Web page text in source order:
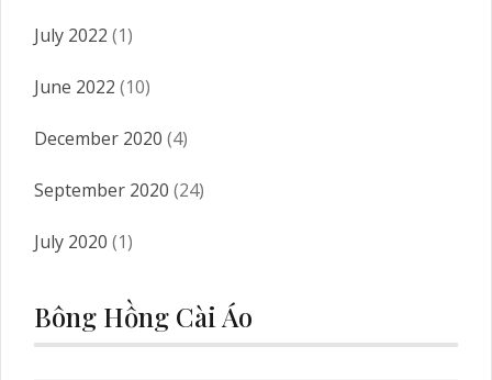
July 2022 (1)
June 2022 (10)
December 2020 (4)
September 2020 (24)
July 2020 (1)
Bông Hồng Cài Áo